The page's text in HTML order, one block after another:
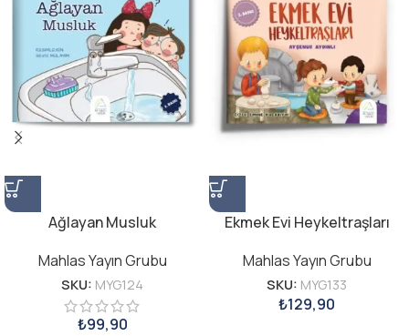
Ağlayan Musluk
Mahlas Yayın Grubu
SKU: MYG124
₺99,90
Ekmek Evi Heykeltraşları
Mahlas Yayın Grubu
SKU: MYG133
₺129,90